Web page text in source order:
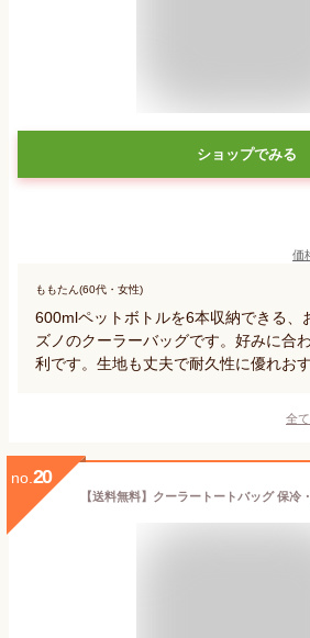
ショップでみる
価
ももたん(60代・女性)
600mlペットボトルを6本収納できる、
ズノのクーラーバッグです。好みに合
利です。生地も丈夫で耐久性に優れおす
全
no. 20